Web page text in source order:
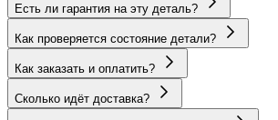
Есть ли гарантия на эту деталь?
Как проверяется состояние детали?
Как заказать и оплатить?
Сколько идёт доставка?